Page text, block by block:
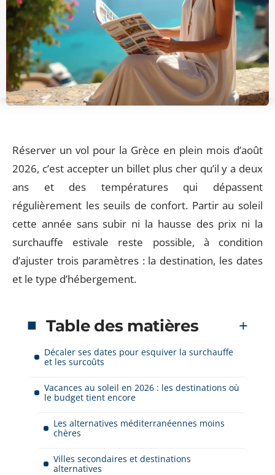
Réserver un vol pour la Grèce en plein mois d’août
2026, c’est accepter un billet plus cher qu’il y a deux
ans et des températures qui dépassent
régulièrement les seuils de confort. Partir au soleil
cette année sans subir ni la hausse des prix ni la
surchauffe estivale reste possible, à condition
d’ajuster trois paramètres : la destination, les dates
et le type d’hébergement.
Table des matières
Décaler ses dates pour esquiver la surchauffe
et les surcoûts
Vacances au soleil en 2026 : les destinations où
le budget tient encore
Les alternatives méditerranéennes moins
chères
Villes secondaires et destinations
alternatives